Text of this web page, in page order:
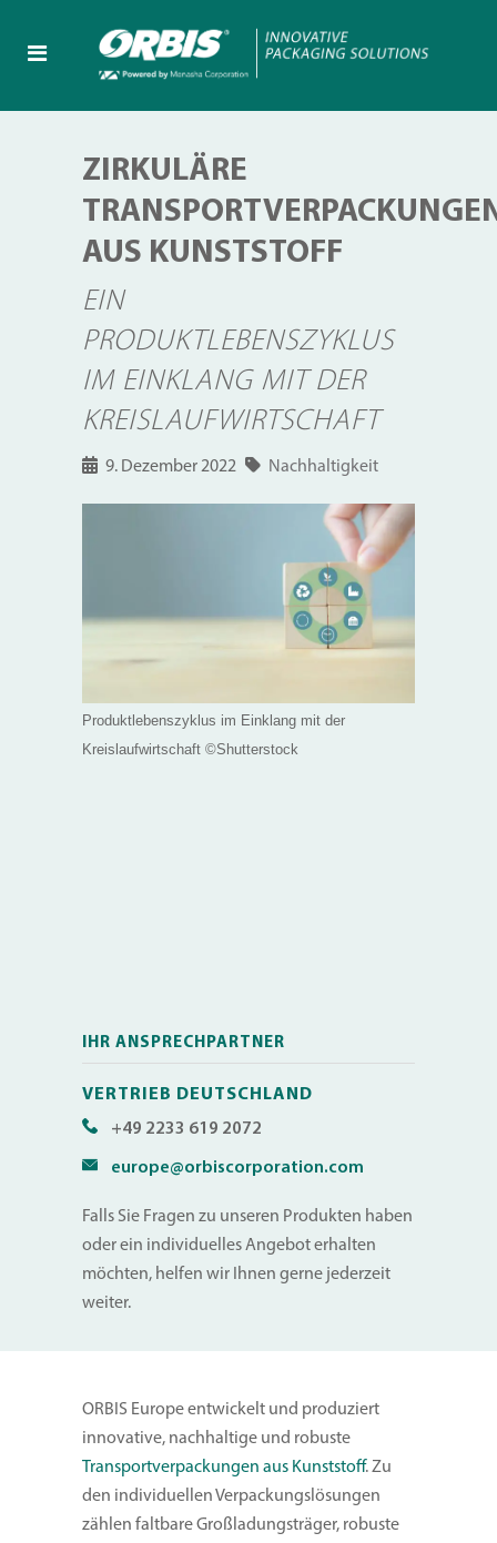
ZIRKULÄRE
AUS KUNSTSTOFF
EIN
PRODUKTLEBENSZYKLUS
IM EINKLANG MIT DER
KREISLAUFWIRTSCHAFT
9. Dezember 2022 Nachhaltigkeit
Produktlebenszyklus im Einklang mit der
Kreislaufwirtschaft ©Shutterstock
IHR ANSPRECHPARTNER
VERTRIEB DEUTSCHLAND
+49 2233 619 2072
europe@orbiscorporation.com
Falls Sie Fragen zu unseren Produkten haben
oder ein individuelles Angebot erhalten
möchten, helfen wir Ihnen gerne jederzeit
weiter.
ORBIS Europe entwickelt und produziert
innovative, nachhaltige und robuste
Transportverpackungen aus Kunststoff. Zu
den individuellen Verpackungslösungen
zählen faltbare Großladungsträger, robuste